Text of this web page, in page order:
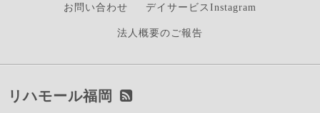
お問い合わせ デイサービスInstagram
法人概要のご報告
リハモール福岡